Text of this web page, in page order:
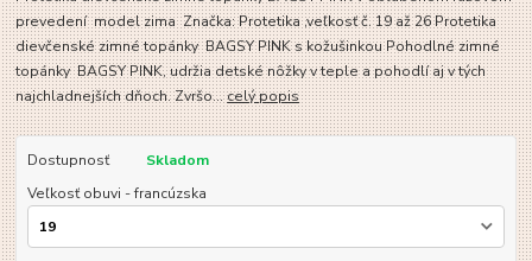
prevedení model zima Značka: Protetika ,veľkosť č. 19 až 26 Protetika
dievčenské zimné topánky BAGSY PINK s kožušinkou Pohodlné zimné
topánky BAGSY PINK, udržia detské nôžky v teple a pohodlí aj v tých
najchladnejších dňoch. Zvršo...celý popis
Dostupnosť
Skladom
Veľkosť obuvi - francúzska